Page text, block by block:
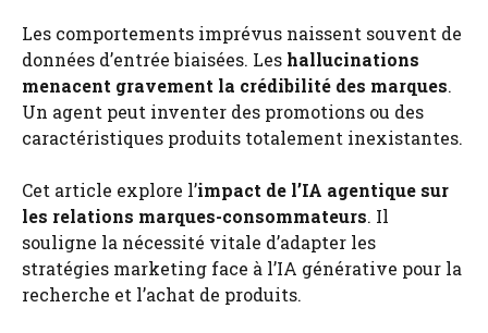
Les comportements imprévus naissent souvent de
données d’entrée biaisées. Les hallucinations
menacent gravement la crédibilité des marques.
Un agent peut inventer des promotions ou des
caractéristiques produits totalement inexistantes.
Cet article explore l’impact de l’IA agentique sur
les relations marques-consommateurs. Il
souligne la nécessité vitale d’adapter les
stratégies marketing face à l’IA générative pour la
recherche et l’achat de produits.